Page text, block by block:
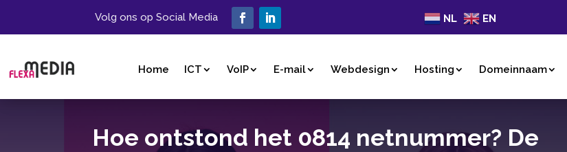
Volg ons op Social Media NL EN
Home ICT VoIP E-mail Webdesign Hosting Domeinnaam
Hoe ontstond het 0814 netnummer? De